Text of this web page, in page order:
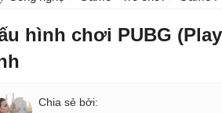
hình chơi PUBG